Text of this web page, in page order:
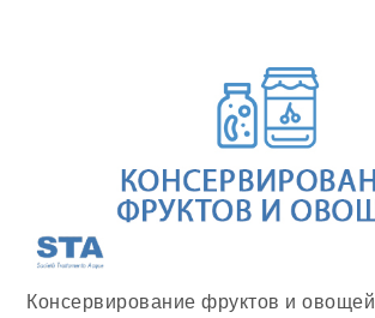
Консервирование фруктов и овощей